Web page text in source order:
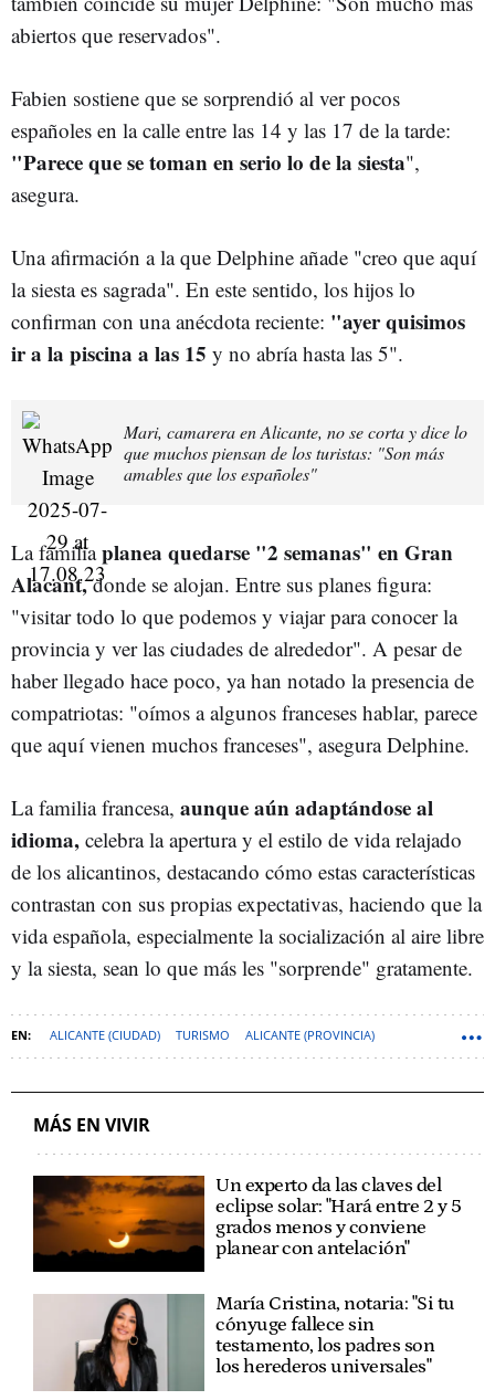
abiertos que reservados".
Fabien sostiene que se sorprendió al ver pocos
españoles en la calle entre las 14 y las 17 de la tarde:
"Parece que se toman en serio lo de la siesta",
asegura.
Una afirmación a la que Delphine añade "creo que aquí
la siesta es sagrada". En este sentido, los hijos lo
confirman con una anécdota reciente: "ayer quisimos
ir a la piscina a las 15 y no abría hasta las 5".
Mari, camarera en Alicante, no se corta y dice lo
que muchos piensan de los turistas: "Son más
amables que los españoles"
La familiaplanea quedarse "2 semanas" en Gran
Alacant,donde se alojan. Entre sus planes figura:
"visitar todo lo que podemos y viajar para conocer la
provincia y ver las ciudades de alrededor". A pesar de
haber llegado hace poco, ya han notado la presencia de
compatriotas: "oímos a algunos franceses hablar, parece
que aquí vienen muchos franceses", asegura Delphine.
La familia francesa, aunque aún adaptándose al
idioma, celebra la apertura y el estilo de vida relajado
de los alicantinos, destacando cómo estas características
contrastan con sus propias expectativas, haciendo que la
vida española, especialmente la socialización al aire libre
y la siesta, sean lo que más les "sorprende" gratamente.
ALICANTE (CIUDAD) TURISMO ALICANTE (PROVINCIA)
MÁS EN VIVIR
Un experto da las claves del
eclipse solar: "Hará entre 2 y 5
grados menos y conviene
planear con antelación"
María Cristina, notaria: "Si tu
cónyuge fallece sin
testamento, los padres son
los herederos universales"